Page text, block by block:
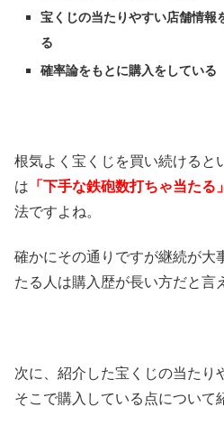
宝くじの当たりやすい店舗情報
る
確率論をもとに購入をしている
根気よく宝くじを買い続けると
は 「下手な鉄砲数打ちゃ当たる」
法ですよね。
確かにその通りですが継続が大
たる人は購入歴が長い方だと言
次に、紹介した宝くじの当たり
そこで購入している点について